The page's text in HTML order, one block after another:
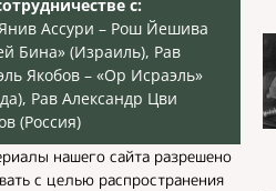
с:
Ассури – Рош Йешива
Бина» (Израиль), Рав
Якобов – «Ор Исраэль»
Рав Александр Цви
(Россия)
нашего сайта разрешено
с целью распространения